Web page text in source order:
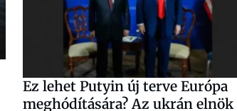
Ez lehet Putyin új terve Európa
meghódítására? Az ukrán elnök